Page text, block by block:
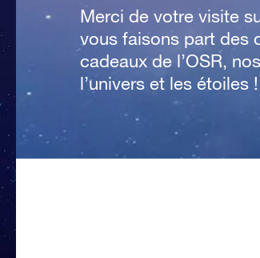
Merci de votre visite
vous faisons part des
cadeaux de l’OSR,
l’univers et les étoiles !